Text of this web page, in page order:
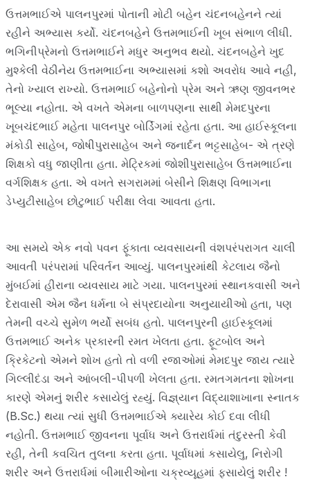
ઉત્તમભાઈએ પાલનપુરમાં પોતાની મોટી બહેન ચંદનબહેનને ત્યાં
રહીને અભ્યાસ કર્યો. ચંદનબહેને ઉત્તમભાઈની ખૂબ સંભાળ લીધી.
ભગિનીપ્રેમનો ઉત્તમભાઈને મધુર અનુભવ થયો. ચંદનબહેને ખુદ
મુશ્કેલી વેઠીનેય ઉત્તમભાઈના અભ્યાસમાં કશો અવરોધ આવે નહી,
તેનો ખ્યાલ રાખ્યો. ઉત્તમભાઈ બહેનોનો પ્રેમ અને ઋણ જીવનભર
ભૂલ્યા નહોતા. એ વખતે એમના બાળપણના સાથી મેમદપુરના
ખૂબચંદભાઈ મહેતા પાલનપુર બોર્ડિંગમાં રહેતા હતા. આ હાઈસ્કૂલના
મંકોડી સાહેબ, જોષીપુરાસાહેબ અને જનાર્દન ભટ્ટસાહેબ- એ ત્રણે
શિક્ષકો વધુ જાણીતા હતા. મેટ્રિકમાં જોશીપુરાસાહેબ ઉત્તમભાઈના
વર્ગશિક્ષક હતા. એ વખતે સગરામમાં બેસીને શિક્ષણ વિભાગના
ડેપ્યુટીસાહેબ છોટુભાઈ પરીક્ષા લેવા આવતા હતા.
આ સમયે એક નવો પવન ફૂંકાતા વ્યવસાયની વંશપરંપરાગત ચાલી
આવતી પરંપરામાં પરિવર્તન આવ્યું. પાલનપુરમાંથી કેટલાય જૈનો
મુંબઈમાં હીરાના વ્યવસાય માટે ગયા. પાલનપુરમાં સ્થાનકવાસી અને
દેરાવાસી એમ જૈન ધર્મના બે સંપ્રદાયોના અનુયાયીઓ હતા, પણ
તેમની વચ્ચે સુમેળ ભર્યો સબંધ હતો. પાલનપુરની હાઈસ્કૂલમાં
ઉત્તમભાઈ અનેક પ્રકારની રમત ખેલતા હતા. ફૂટબોલ અને
ક્રિકેટનો એમને શોખ હતો તો વળી રજાઓમાં મેમદપુર જાય ત્યારે
ગિલ્લીદંડા અને આંબલી-પીપળી ખેલતા હતા. રમતગમતના શોખના
કારણે એમનું શરીર કસાયેલું રહ્યું. વિજ્ઞ્યાન વિદ્યાશાખાના સ્નાતક
(B.Sc.) થયા ત્યાં સુધી ઉત્તમભાઈએ ક્યારેય કોઈ દવા લીધી
નહોતી. ઉત્તમભાઈ જીવનના પૂર્વાધ અને ઉત્તરાર્ધમાં તંદુરસ્તી કેવી
રહી, તેની કવચિત તુલના કરતા હતા. પૂર્વાધમાં કસાયેલુ, નિરોગી
શરીર અને ઉત્તરાર્ધમાં બીમારીઓના ચક્રવ્યૂહમાં ફસાયેલું શરીર !